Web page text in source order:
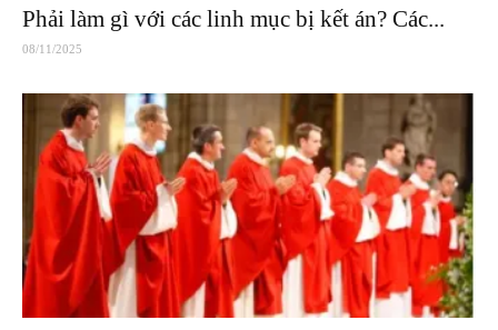
Phải làm gì với các linh mục bị kết án? Các...
08/11/2025